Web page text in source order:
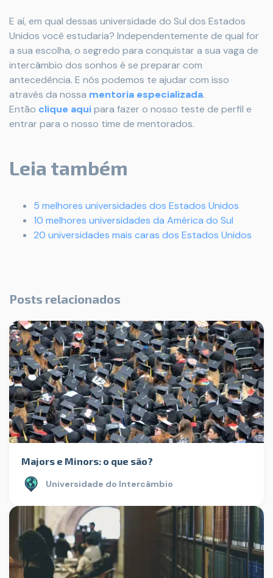
E aí, em qual dessas universidade do Sul dos Estados
Unidos você estudaria? Independentemente de qual for
a sua escolha, o segredo para conquistar a sua vaga de
intercâmbio dos sonhos é se preparar com
antecedência. E nós podemos te ajudar com isso
através da nossa mentoria especializada.
Então clique aquipara fazer o nosso teste de perfil e
entrar para o nosso time de mentorados.
Leia também
5 melhores universidades dos Estados Unidos
10 melhores universidades da América do Sul
20 universidades mais caras dos Estados Unidos
Posts relacionados
Majors e Minors: o que são?
Universidade do Intercâmbio